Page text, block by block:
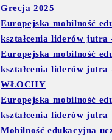
Grecja 2025
Europejska mobilność
kształcenia liderów jutra
Europejska mobilność
kształcenia liderów jutra
WŁOCHY
Europejska mobilność
kształcenia liderów jutra
Mobilność edukacyjna